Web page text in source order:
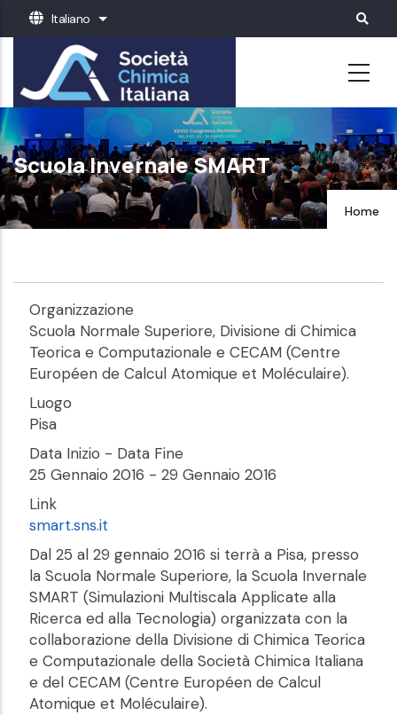
Salta
contenuto
principale
Italiano Mostra ulteriori azioni
Scuola Invernale SMART
Home
Organizzazione
Scuola Normale Superiore, Divisione di Chimica
Teorica e Computazionale e CECAM (Centre
Européen de Calcul Atomique et Moléculaire).
Luogo
Pisa
Data Inizio - Data Fine
25 Gennaio 2016 - 29 Gennaio 2016
Link
smart.sns.it
Dal 25 al 29 gennaio 2016 si terrà a Pisa, presso
la Scuola Normale Superiore, la Scuola Invernale
SMART (Simulazioni Multiscala Applicate alla
Ricerca ed alla Tecnologia) organizzata con la
collaborazione della Divisione di Chimica Teorica
e Computazionale della Società Chimica Italiana
e del CECAM (Centre Européen de Calcul
Atomique et Moléculaire).